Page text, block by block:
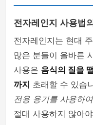
전자레인지 사용법
전자레인지는 현대
많은 분들이 올바른
사용은 음식의 질을
까지 초래할 수 있습
전용 용기를 사용하
절대 사용하지 않아